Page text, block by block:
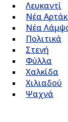
Λευκαντί
Νέα
Νέα
Πολιτικά
Στενή
Φύλλα
Χαλκίδα
Χιλιαδού
Ψαχνά